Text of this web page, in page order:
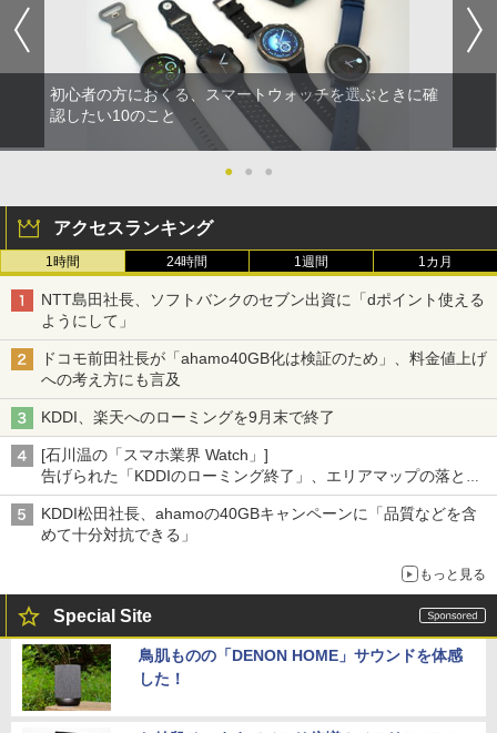
初心者の方におくる、スマートウォッチを選ぶときに確
認したい10のこと
● ● ●
アクセスランキング
1時間 24時間 1週間 1カ月
NTT島田社長、ソフトバンクのセブン出資に「dポイント使える
ようにして」
ドコモ前田社長が「ahamo40GB化は検証のため」、料金値上げ
への考え方にも言及
KDDI、楽天へのローミングを9月末で終了
[石川温の「スマホ業界 Watch」]
告げられた「KDDIのローミング終了」、エリアマップの落とし
穴と楽天モバイルの課題
KDDI松田社長、ahamoの40GBキャンペーンに「品質などを含
めて十分対抗できる」
もっと見る
Special Site
鳥肌ものの「DENON HOME」サウンドを体感
した！